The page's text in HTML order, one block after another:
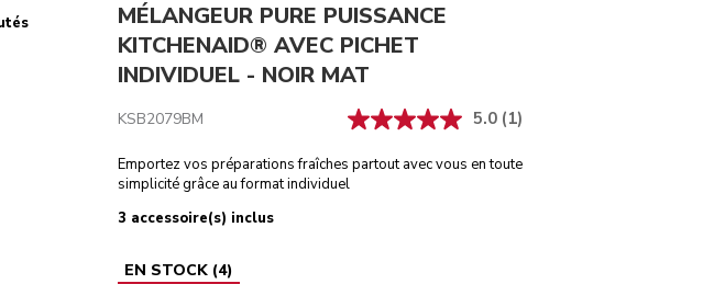
MÉLANGEUR PURE PUISSANCE
KITCHENAID® AVEC PICHET
INDIVIDUEL - NOIR MAT
KSB2079BM 5.0 (1)
Emportez vos préparations fraîches partout avec vous en toute
simplicité grâce au format individuel
3 accessoire(s) inclus
EN STOCK(4)